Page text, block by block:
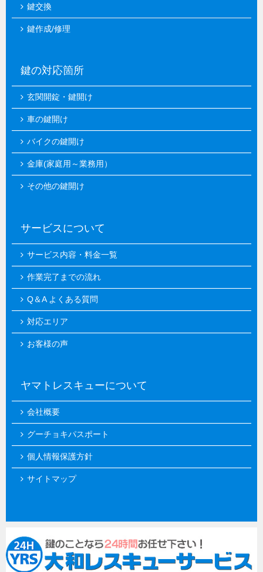
鍵交換
鍵作成/修理
鍵の対応箇所
玄関開錠・鍵開け
車の鍵開け
バイクの鍵開け
金庫(家庭用～業務用）
その他の鍵開け
サービスについて
サービス内容・料金一覧
作業完了までの流れ
Q＆A よくある質問
対応エリア
お客様の声
ヤマトレスキューについて
会社概要
グーチョキパスポート
個人情報保護方針
サイトマップ